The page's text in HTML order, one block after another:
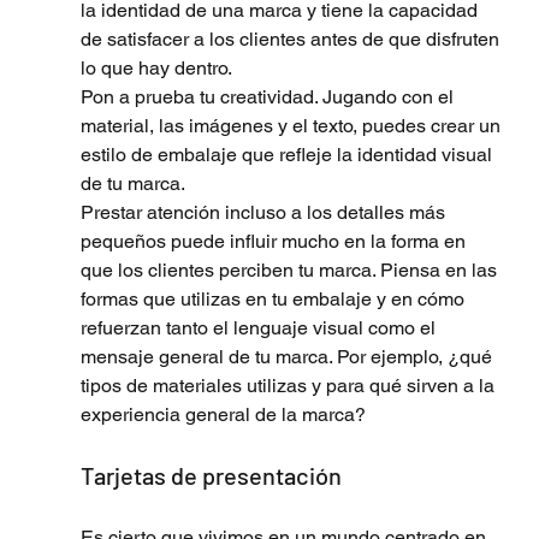
la identidad de una marca y tiene la capacidad
de satisfacer a los clientes antes de que disfruten
lo que hay dentro.
Pon a prueba tu creatividad. Jugando con el
material, las imágenes y el texto, puedes crear un
estilo de embalaje que refleje la identidad visual
de tu marca.
Prestar atención incluso a los detalles más
pequeños puede influir mucho en la forma en
que los clientes perciben tu marca. Piensa en las
formas que utilizas en tu embalaje y en cómo
refuerzan tanto el lenguaje visual como el
mensaje general de tu marca. Por ejemplo, ¿qué
tipos de materiales utilizas y para qué sirven a la
experiencia general de la marca?
Tarjetas de presentación